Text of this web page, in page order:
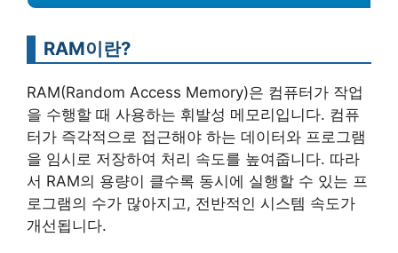
RAM이란?
RAM(Random Access Memory)은 컴퓨터가 작업
을 수행할 때 사용하는 휘발성 메모리입니다. 컴퓨
터가 즉각적으로 접근해야 하는 데이터와 프로그램
을 임시로 저장하여 처리 속도를 높여줍니다. 따라
서 RAM의 용량이 클수록 동시에 실행할 수 있는 프
로그램의 수가 많아지고, 전반적인 시스템 속도가
개선됩니다.